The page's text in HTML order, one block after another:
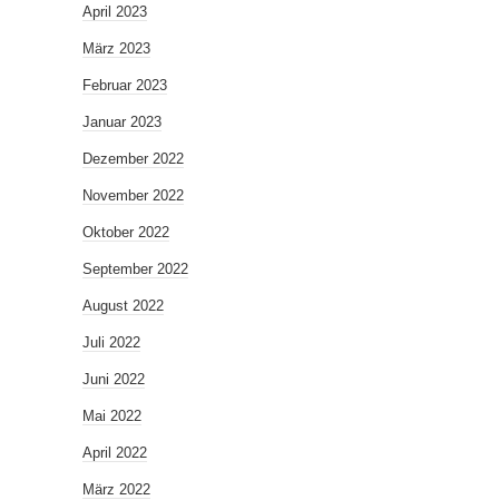
April 2023
März 2023
Februar 2023
Januar 2023
Dezember 2022
November 2022
Oktober 2022
September 2022
August 2022
Juli 2022
Juni 2022
Mai 2022
April 2022
März 2022